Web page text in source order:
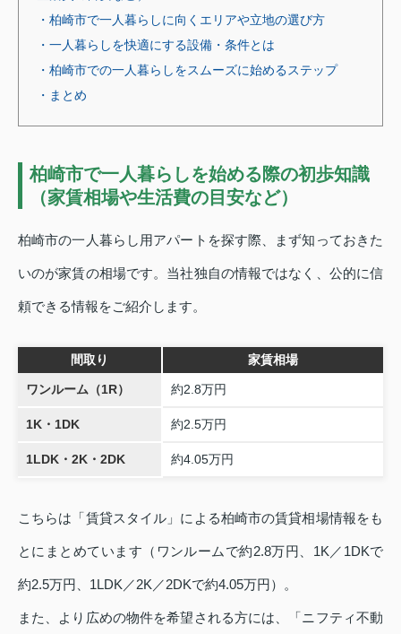
・柏崎市で一人暮らしに向くエリアや立地の選び方
・一人暮らしを快適にする設備・条件とは
・柏崎市での一人暮らしをスムーズに始めるステップ
・まとめ
柏崎市で一人暮らしを始める際の初歩知識
（家賃相場や生活費の目安など）
柏崎市の一人暮らし用アパートを探す際、まず知っておきた
いのが家賃の相場です。当社独自の情報ではなく、公的に信
頼できる情報をご紹介します。
間取り 家賃相場
ワンルーム（1R） 約2.8万円
1K・1DK 約2.5万円
1LDK・2K・2DK 約4.05万円
こちらは「賃貸スタイル」による柏崎市の賃貸相場情報をも
とにまとめています（ワンルームで約2.8万円、1K／1DKで
約2.5万円、1LDK／2K／2DKで約4.05万円）。
また、より広めの物件を希望される方には、「ニフティ不動